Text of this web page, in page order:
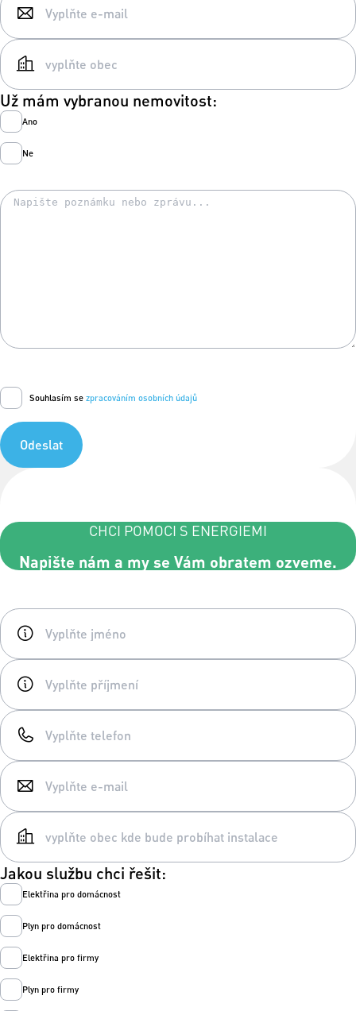
Už mám vybranou nemovitost:
Ano
Ne
Souhlasím se zpracováním osobních údajů
Odeslat
CHCI POMOCI S ENERGIEMI
Napište nám a my se Vám obratem ozveme.
Jakou službu chci řešit:
Elektřina pro domácnost
Plyn pro domácnost
Elektřina pro firmy
Plyn pro firmy